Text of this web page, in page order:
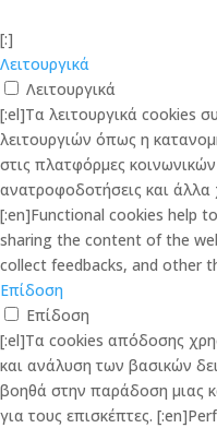
[:]
Λειτουργικά
Λειτουργικά
[:el]Τα λειτουργικά cookies
λειτουργιών όπως η
στις πλατφόρμες
ανατροφοδοτήσεις και άλλα
[:en]Functional cookies help
sharing the content of the
collect feedbacks, and other
Επίδοση
Επίδοση
[:el]Τα cookies απόδοσης
και ανάλυση των βασικών
βοηθά στην παράδοση μιας
για τους επισκέπτες.